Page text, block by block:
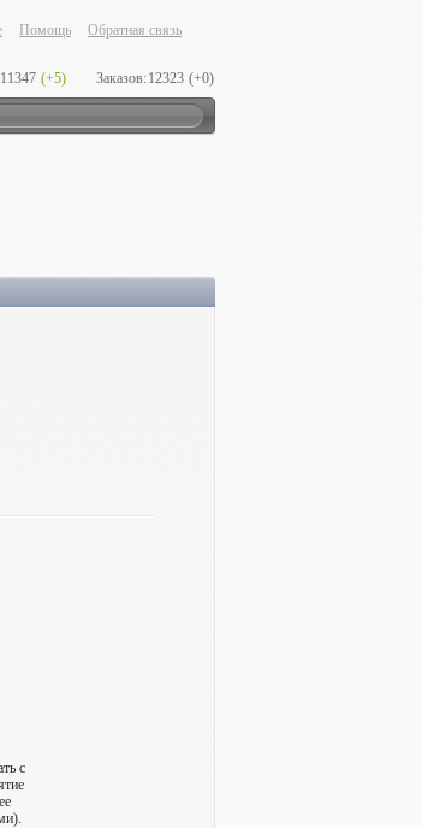
Помощь Обратная связь
11347 (+5) Заказов:12323 (+0)
с